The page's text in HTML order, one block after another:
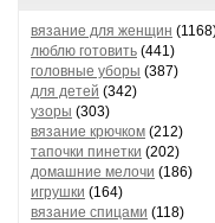
вязание для женщин
люблю готовить (441)
головные уборы (387)
для детей (342)
узоры (303)
вязание крючком (212)
тапочки пинетки (202)
домашние мелочи (186)
игрушки (164)
вязание спицами (118)